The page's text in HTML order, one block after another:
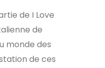
de I Love
de
monde des
de ces